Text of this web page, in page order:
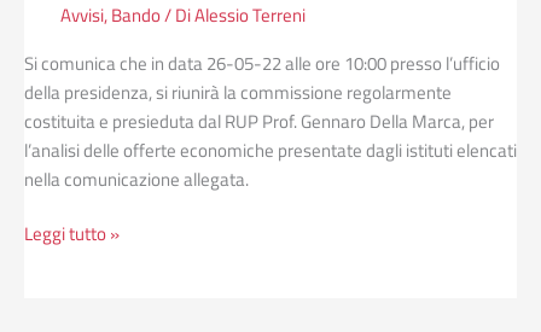
Avvisi,Bando/ DiAlessio Terreni
Si comunica che in data 26-05-22 alle ore 10:00 presso l’ufficio
della presidenza, si riunirà la commissione regolarmente
costituita e presieduta dal RUP Prof. Gennaro Della Marca, per
l’analisi delle offerte economiche presentate dagli istituti elencati
nella comunicazione allegata.
Leggi tutto »